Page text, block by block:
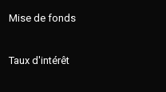
Mise de fonds
Taux d'intérêt